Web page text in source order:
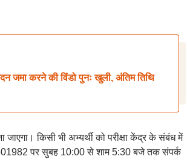
करने की विंडो पुनः खुली, अंतिम तिथि
जाएगा। किसी भी अभ्यर्थी को परीक्षा केंद्र के संबंध में
पर सुबह 10:00 से शाम 5:30 बजे तक संपर्क